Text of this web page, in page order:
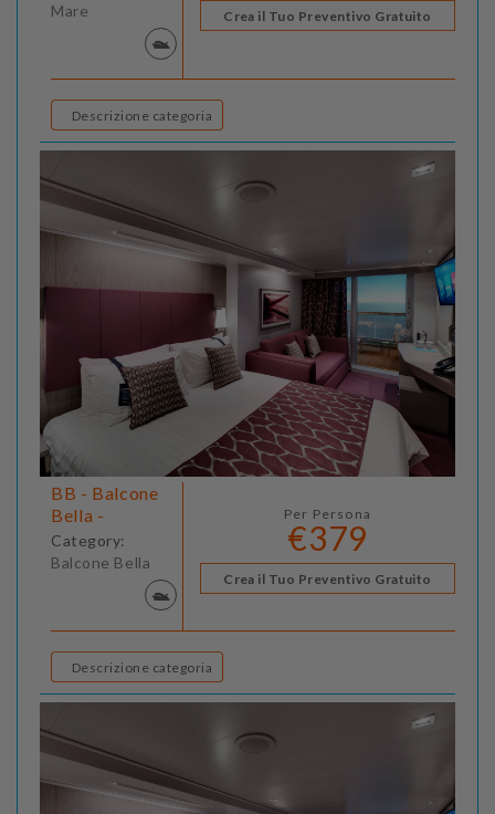
Mare
Crea il Tuo Preventivo Gratuito
Descrizione categoria
BB - Balcone
Bella -
Category:
Balcone Bella
Per Persona
€379
Crea il Tuo Preventivo Gratuito
Descrizione categoria